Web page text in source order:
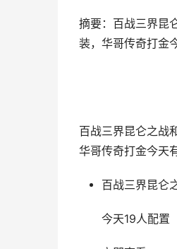
摘要：百战三界昆
装，华哥传奇打金
百战三界昆仑之战
华哥传奇打金今天
百战三界昆仑
今天19人配置